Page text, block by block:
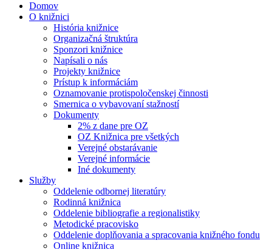
Domov
O knižnici
História knižnice
Organizačná štruktúra
Sponzori knižnice
Napísali o nás
Projekty knižnice
Prístup k informáciám
Oznamovanie protispoločenskej činnosti
Smernica o vybavovaní stažností
Dokumenty
2% z dane pre OZ
OZ Knižnica pre všetkých
Verejné obstarávanie
Verejné informácie
Iné dokumenty
Služby
Oddelenie odbornej literatúry
Rodinná knižnica
Oddelenie bibliografie a regionalistiky
Metodické pracovisko
Oddelenie doplňovania a spracovania knižného fondu
Online knižnica